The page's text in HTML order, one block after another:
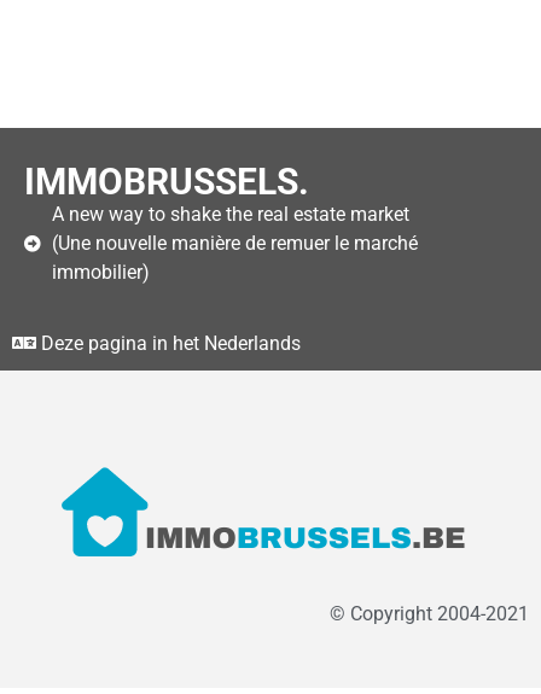
IMMOBRUSSELS.
A new way to shake the real estate market
(Une nouvelle manière de remuer le marché
immobilier)
Deze pagina in het Nederlands
© Copyright 2004-2021